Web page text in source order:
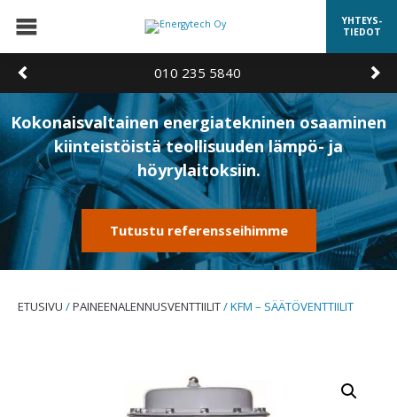
YHTEYS-
TIEDOT
010 235 5840
Kokonaisvaltainen energiatekninen osaaminen
kiinteistöistä teollisuuden lämpö- ja
höyrylaitoksiin.
Tutustu referensseihimme
ETUSIVU /PAINEENALENNUSVENTTIILIT/ KFM – SÄÄTÖVENTTIILIT